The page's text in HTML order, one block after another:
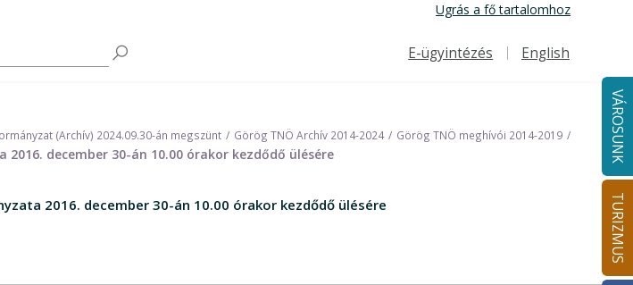
Ugrás a fő tartalomhoz
Felső navigáció
E-ügyintézés English
VÁROSUNK
TURIZMUS
(Archív) 2024.09.30-án megszünt Görög TNÖ Archív 2014-2024 Görög TNÖ meghívói 2014-2019
december 30-án 10.00 órakor kezdődő ülésére
2016. december 30-án 10.00 órakor kezdődő ülésére